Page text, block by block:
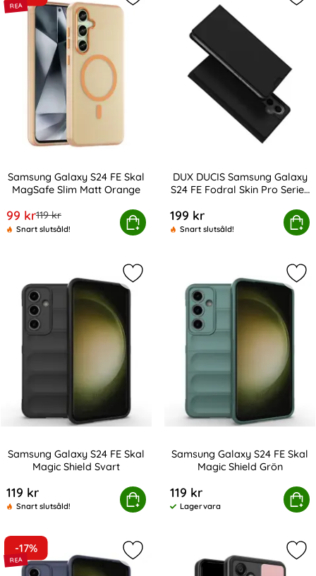
Samsung Galaxy S24 FE Skal
MagSafe Slim Matt Orange
rea pris
99 krtidigare pris
119 kr
Snart slutsåld!
Köp
Galaxy S24 FE Skal MagSafe Slim Matt Orange
DUX DUCIS Samsung Galaxy
S24 FE Fodral Skin Pro Series
199 kr
Snart slutsåld!
Köp
DUX DUCIS Samsung Galaxy S24
Samsung Galaxy S24 FE Skal
Magic Shield Svart
119 kr
Snart slutsåld!
Köp
Galaxy S24 FE Skal Magic Shield Svart
Markera samsung Galaxy S24 FE
Samsung Galaxy S24 FE Skal
Magic Shield Grön
119 kr
Tillgänglighet:
Lagervara
Köp
Samsung Galaxy S24 FE
-17%
Markera samsung Galaxy S24 FE